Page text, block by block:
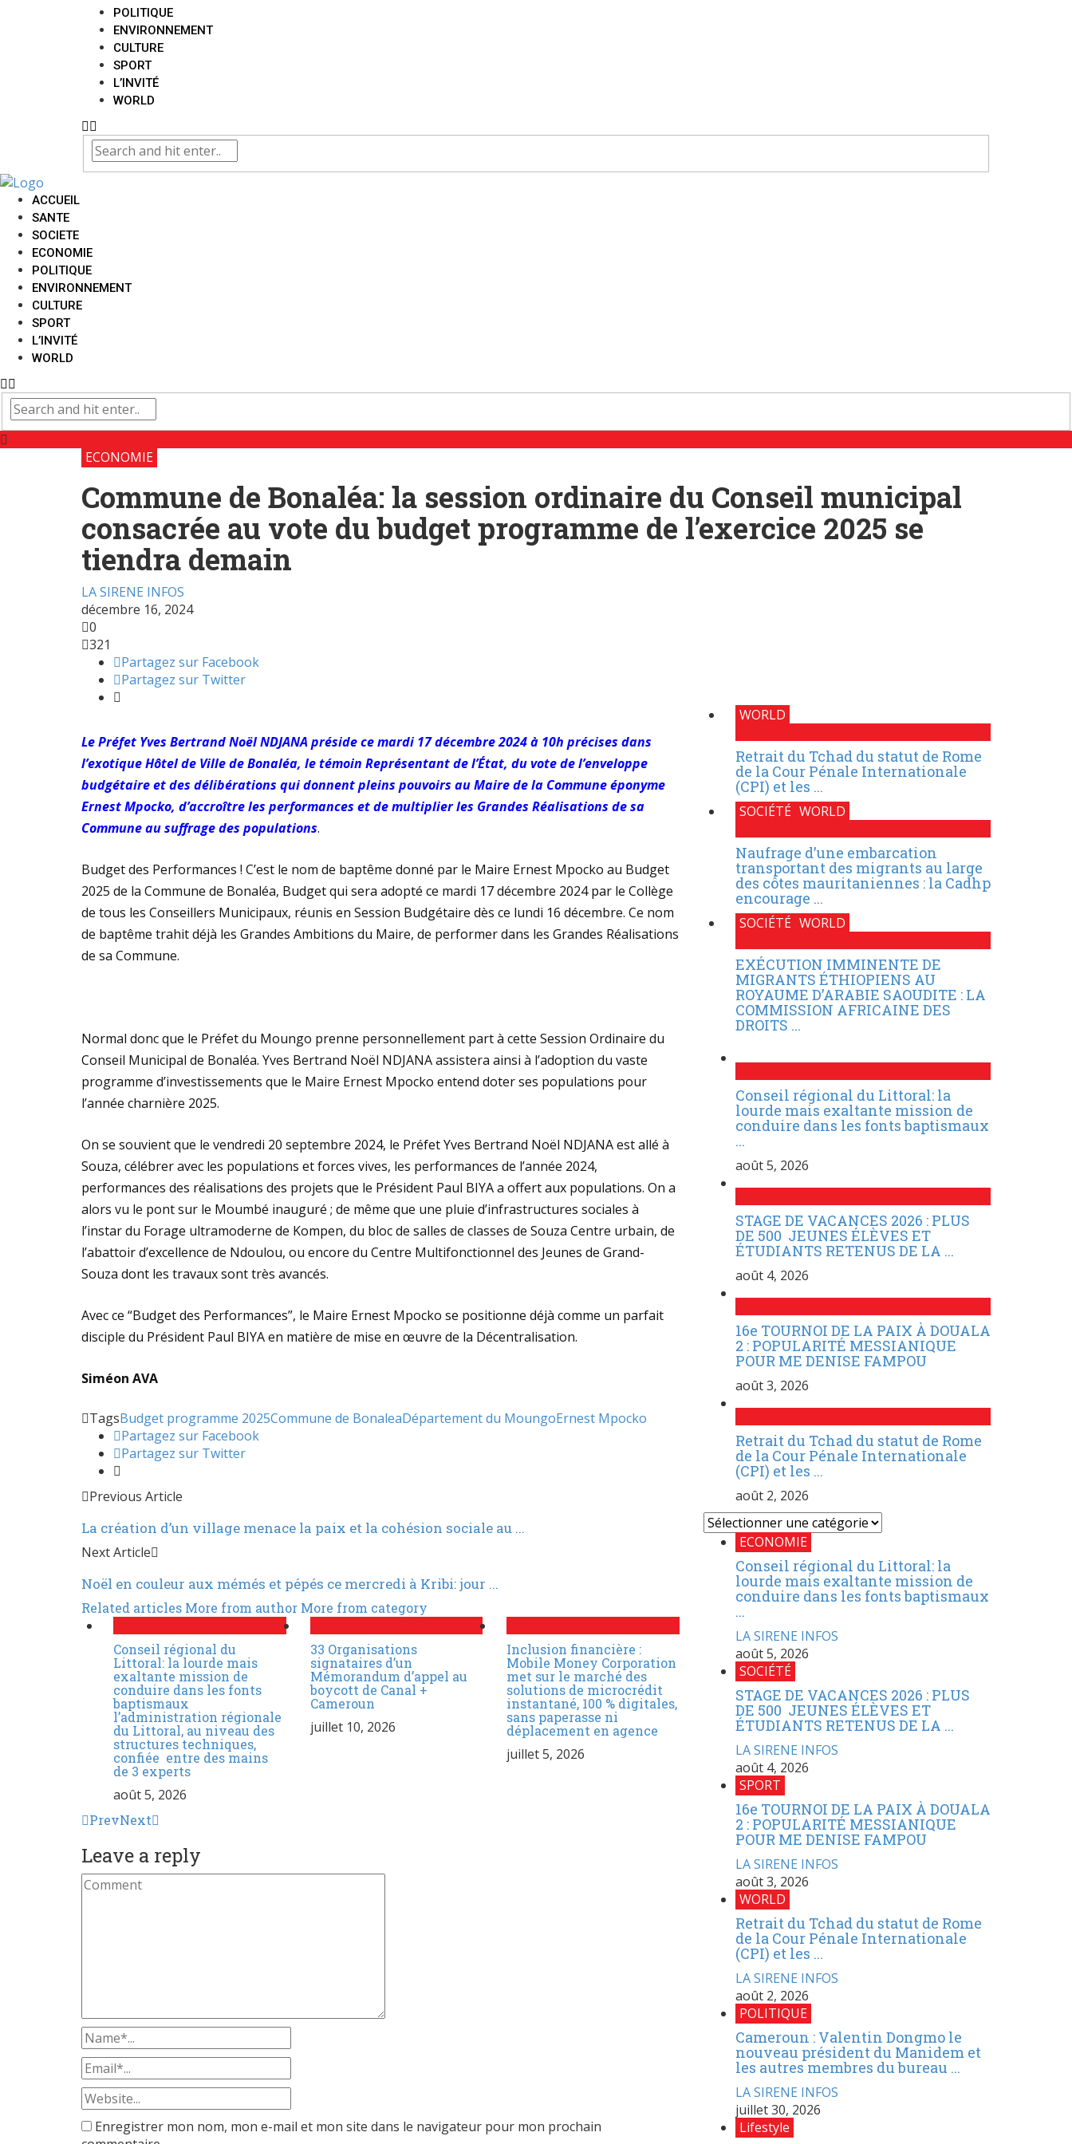
POLITIQUE
ENVIRONNEMENT
CULTURE
SPORT
L’INVITÉ
WORLD
ACCUEIL
SANTE
SOCIETE
ECONOMIE
POLITIQUE
ENVIRONNEMENT
CULTURE
SPORT
L’INVITÉ
WORLD
ECONOMIE
Commune de Bonaléa: la session ordinaire du Conseil municipal
consacrée au vote du budget programme de l’exercice 2025 se
tiendra demain
LA SIRENE INFOS
décembre 16, 2024
0
321
Partagez sur Facebook
Partagez sur Twitter
Le Préfet Yves Bertrand Noël NDJANA préside ce mardi 17 décembre 2024 à 10h précises dans
l’exotique Hôtel de Ville de Bonaléa, le témoin Représentant de l’État, du vote de l’enveloppe
budgétaire et des délibérations qui donnent pleins pouvoirs au Maire de la Commune éponyme
Ernest Mpocko, d’accroître les performances et de multiplier les Grandes Réalisations de sa
Commune au suffrage des populations.
Budget des Performances ! C’est le nom de baptême donné par le Maire Ernest Mpocko au Budget
2025 de la Commune de Bonaléa, Budget qui sera adopté ce mardi 17 décembre 2024 par le Collège
de tous les Conseillers Municipaux, réunis en Session Budgétaire dès ce lundi 16 décembre. Ce nom
de baptême trahit déjà les Grandes Ambitions du Maire, de performer dans les Grandes Réalisations
de sa Commune.
Normal donc que le Préfet du Moungo prenne personnellement part à cette Session Ordinaire du
Conseil Municipal de Bonaléa. Yves Bertrand Noël NDJANA assistera ainsi à l’adoption du vaste
programme d’investissements que le Maire Ernest Mpocko entend doter ses populations pour
l’année charnière 2025.
On se souvient que le vendredi 20 septembre 2024, le Préfet Yves Bertrand Noël NDJANA est allé à
Souza, célébrer avec les populations et forces vives, les performances de l’année 2024,
performances des réalisations des projets que le Président Paul BIYA a offert aux populations. On a
alors vu le pont sur le Moumbé inauguré ; de même que une pluie d’infrastructures sociales à
l’instar du Forage ultramoderne de Kompen, du bloc de salles de classes de Souza Centre urbain, de
l’abattoir d’excellence de Ndoulou, ou encore du Centre Multifonctionnel des Jeunes de Grand-
Souza dont les travaux sont très avancés.
Avec ce “Budget des Performances”, le Maire Ernest Mpocko se positionne déjà comme un parfait
disciple du Président Paul BIYA en matière de mise en œuvre de la Décentralisation.
Siméon AVA
TagsBudget programme 2025Commune de BonaleaDépartement du MoungoErnest Mpocko
Partagez sur Facebook
Partagez sur Twitter
Previous Article
La création d’un village menace la paix et la cohésion sociale au ...
Next Article
Noël en couleur aux mémés et pépés ce mercredi à Kribi: jour ...
Related articles More from author More from category
Conseil régional du
Littoral: la lourde mais
exaltante mission de
conduire dans les fonts
baptismaux
l’administration régionale
du Littoral, au niveau des
structures techniques,
confiée entre des mains
de 3 experts
août 5, 2026
33 Organisations
signataires d’un
Mémorandum d’appel au
boycott de Canal +
Cameroun
juillet 10, 2026
Inclusion financière :
Mobile Money Corporation
met sur le marché des
solutions de microcrédit
instantané, 100 % digitales,
sans paperasse ni
déplacement en agence
juillet 5, 2026
PrevNext
Leave a reply
Enregistrer mon nom, mon e-mail et mon site dans le navigateur pour mon prochain
WORLD
Retrait du Tchad du statut de Rome
de la Cour Pénale Internationale
(CPI) et les ...
SOCIÉTÉ WORLD
Naufrage d’une embarcation
transportant des migrants au large
des côtes mauritaniennes : la Cadhp
encourage ...
SOCIÉTÉ WORLD
EXÉCUTION IMMINENTE DE
MIGRANTS ÉTHIOPIENS AU
ROYAUME D’ARABIE SAOUDITE : LA
COMMISSION AFRICAINE DES
DROITS ...
Conseil régional du Littoral: la
lourde mais exaltante mission de
conduire dans les fonts baptismaux
...
août 5, 2026
STAGE DE VACANCES 2026 : PLUS
DE 500 JEUNES ÉLÈVES ET
ÉTUDIANTS RETENUS DE LA ...
août 4, 2026
16e TOURNOI DE LA PAIX À DOUALA
2 : POPULARITÉ MESSIANIQUE
POUR ME DENISE FAMPOU
août 3, 2026
Retrait du Tchad du statut de Rome
de la Cour Pénale Internationale
(CPI) et les ...
août 2, 2026
ECONOMIE
Conseil régional du Littoral: la
lourde mais exaltante mission de
conduire dans les fonts baptismaux
...
LA SIRENE INFOS
août 5, 2026
SOCIÉTÉ
STAGE DE VACANCES 2026 : PLUS
DE 500 JEUNES ÉLÈVES ET
ÉTUDIANTS RETENUS DE LA ...
LA SIRENE INFOS
août 4, 2026
SPORT
16e TOURNOI DE LA PAIX À DOUALA
2 : POPULARITÉ MESSIANIQUE
POUR ME DENISE FAMPOU
LA SIRENE INFOS
août 3, 2026
WORLD
Retrait du Tchad du statut de Rome
de la Cour Pénale Internationale
(CPI) et les ...
LA SIRENE INFOS
août 2, 2026
POLITIQUE
Cameroun : Valentin Dongmo le
nouveau président du Manidem et
les autres membres du bureau ...
LA SIRENE INFOS
juillet 30, 2026
Lifestyle